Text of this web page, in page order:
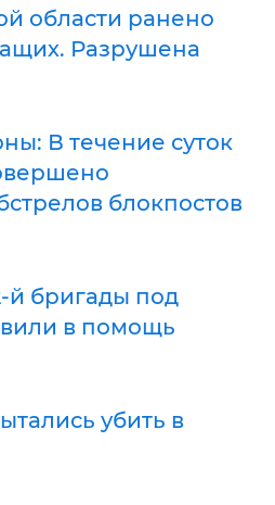
области ранено
Разрушена
В течение суток
блокпостов
й бригады под
в помощь
убить в